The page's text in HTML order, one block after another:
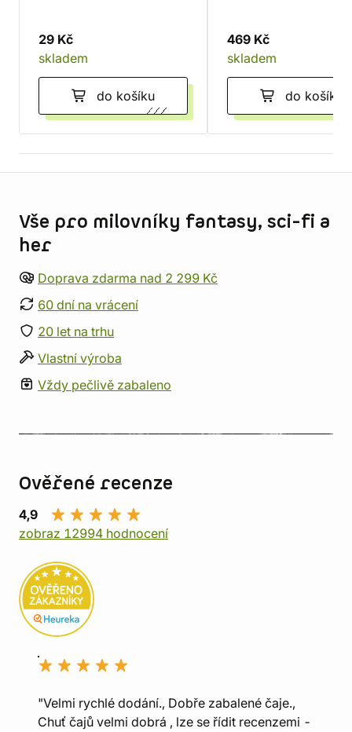
29 Kč
skladem
do košíku
469 Kč
skladem
do košíku
Vše pro milovníky fantasy, sci-fi a
her
Doprava zdarma nad 2 299 Kč
60 dní na vrácení
20 let na trhu
Vlastní výroba
Vždy pečlivě zabaleno
Ověřené recenze
4,9
zobraz 12994 hodnocení
"Velmi rychlé dodání., Dobře zabalené čaje.,
Chuť čajů velmi dobrá , lze se řídit recenzemi -